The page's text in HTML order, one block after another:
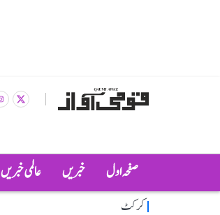
صفحہ اول خبریں عالمی خبریں
کرکٹ